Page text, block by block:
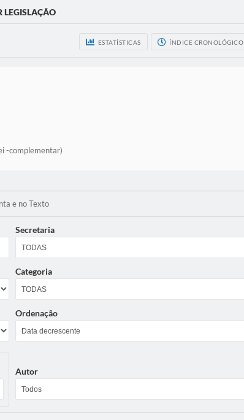
LEGISLAÇÃO
ESTATÍSTICAS ÍNDICE CRONOLÓGICO
-complementar)
e no Texto
Secretaria
Categoria
Ordenação
Autor